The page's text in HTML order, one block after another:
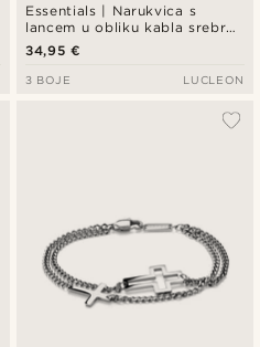
Essentials | Narukvica s
lancem u obliku kabla srebrne
boje, 8 mm
34,95 €
3 BOJE LUCLEON